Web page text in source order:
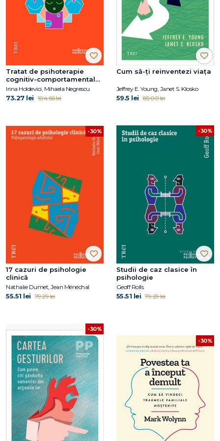
Tratat de psihoterapie
cognitiv-comportamentală.
Ediția a doua, revizuită și
adăugită
Irina Holdevici, Mihaela Negrescu
73.27 lei 104.66 lei
Cum să-ți reinventezi viața
Jeffrey E. Young, Janet S. Klosko
59.5 lei 85.00 lei
-30%
17 cazuri de psihologie
clinică
Nathalie Dumet, Jean Ménéchal
55.51 lei 79.29 lei
-30%
Studii de caz clasice în
psihologie
Geoff Rolls
55.51 lei 79.29 lei
-30%
-30%